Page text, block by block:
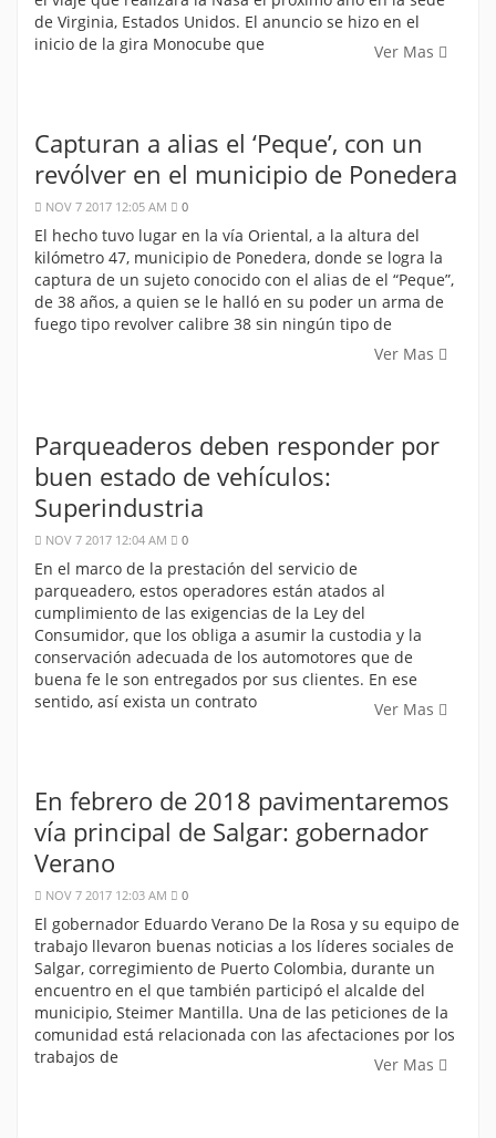
de Virginia, Estados Unidos. El anuncio se hizo en el
inicio de la gira Monocube que
Ver Mas
Capturan a alias el ‘Peque’, con un
revólver en el municipio de Ponedera
NOV 7 2017 12:05 AM 0
El hecho tuvo lugar en la vía Oriental, a la altura del
kilómetro 47, municipio de Ponedera, donde se logra la
captura de un sujeto conocido con el alias de el “Peque”,
de 38 años, a quien se le halló en su poder un arma de
fuego tipo revolver calibre 38 sin ningún tipo de
Ver Mas
Parqueaderos deben responder por
buen estado de vehículos:
Superindustria
NOV 7 2017 12:04 AM 0
En el marco de la prestación del servicio de
parqueadero, estos operadores están atados al
cumplimiento de las exigencias de la Ley del
Consumidor, que los obliga a asumir la custodia y la
conservación adecuada de los automotores que de
buena fe le son entregados por sus clientes. En ese
sentido, así exista un contrato
Ver Mas
En febrero de 2018 pavimentaremos
vía principal de Salgar: gobernador
Verano
NOV 7 2017 12:03 AM 0
El gobernador Eduardo Verano De la Rosa y su equipo de
trabajo llevaron buenas noticias a los líderes sociales de
Salgar, corregimiento de Puerto Colombia, durante un
encuentro en el que también participó el alcalde del
municipio, Steimer Mantilla. Una de las peticiones de la
comunidad está relacionada con las afectaciones por los
trabajos de
Ver Mas